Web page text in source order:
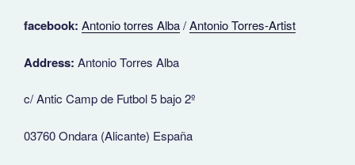
facebook: Antonio torres Alba/Antonio Torres-Artist
Address: Antonio Torres Alba
c/ Antic Camp de Futbol 5 bajo 2º
03760 Ondara (Alicante) España